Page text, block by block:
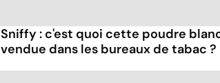
Sniffy : c'est quoi cette poudre
vendue dans les bureaux de tabac ?